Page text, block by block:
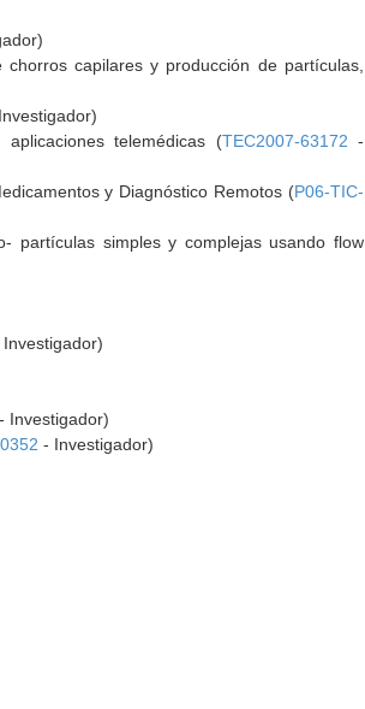
capilares y producción de partículas,
telemédicas (TEC2007-63172 -
y Diagnóstico Remotos (P06-TIC-
partículas simples y complejas usando flow
Investigador)
- Investigador)
- Investigador)